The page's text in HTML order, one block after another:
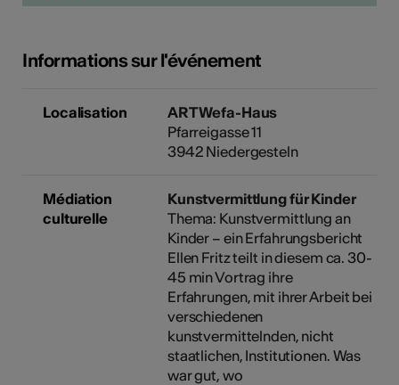
Informations sur l'événement
Localisation
ART Wefa-Haus
Pfarreigasse 11
3942 Niedergesteln
Médiation
culturelle
Kunstvermittlung für Kinder
Thema: Kunstvermittlung an
Kinder – ein Erfahrungsbericht
Ellen Fritz teilt in diesem ca. 30-
45 min Vortrag ihre
Erfahrungen, mit ihrer Arbeit bei
verschiedenen
kunstvermittelnden, nicht
staatlichen, Institutionen. Was
war gut, wo